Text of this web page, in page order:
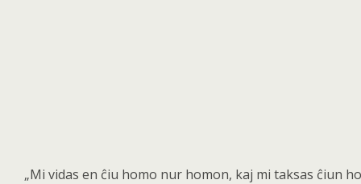
„Mi vidas en ĉiu homo nur homon, kaj mi taksas ĉiun